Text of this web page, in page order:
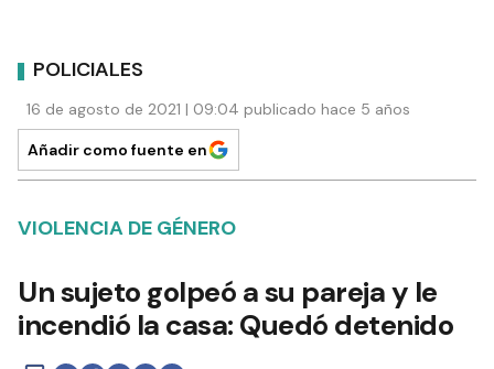
POLICIALES
16 de agosto de 2021 | 09:04 publicado hace 5 años
Añadir como fuente en
VIOLENCIA DE GÉNERO
Un sujeto golpeó a su pareja y le
incendió la casa: Quedó detenido